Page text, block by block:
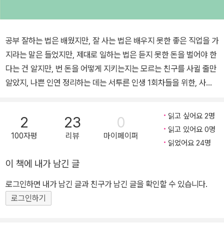
공부 잘하는 법은 배웠지만, 잘 사는 법은 배우지 못한 좋은 직업을 가
지라는 말은 들었지만, 제대로 일하는 법은 듣지 못한 돈을 벌어야 한
다는 건 알지만, 번 돈을 어떻게 지키는지는 모르는 친구를 사귈 줄만
알았지, 나쁜 인연 정리하는 데는 서투른 인생 1회차들을 위한, 사회
독립해서 생활하는 데 필요한 최소한의 연봉은 3,500만 원이라고 한
다. 월세와 관리비, 식비, 교통비, 통신비 등을 포함하면 한 달에 150
만 원 이상이 든다. 일반적인 사회 초년생 월급으로는 감당하기 어려
사회 구조 탓에 경제적 독립이 점점 어려워지는 현실을 무시한 채, 요
즘 세대에게 캥거루족이니 피터팬 증후군이니 하는 부정적 꼬리표를
붙여 취약하고 무기력한 세대로 여긴다. 사회에 첫발을 내딛고 성인
의 삶을 꾸려나가야 하는 시기의 사람에게 이런 주위의 시선은 출발
2
100자평
23
리뷰
0
마이페이퍼
읽고 싶어요 2명
읽고 있어요 0명
읽었어요 24명
이 책에 내가 남긴 글
로그인하면 내가 남긴 글과 친구가 남긴 글을 확인할 수 있습니다.
로그인하기